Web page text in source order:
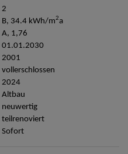
2
B, 34.4 kWh/m2a
A, 1,76
01.01.2030
2001
vollerschlossen
2024
Altbau
neuwertig
teilrenoviert
Sofort